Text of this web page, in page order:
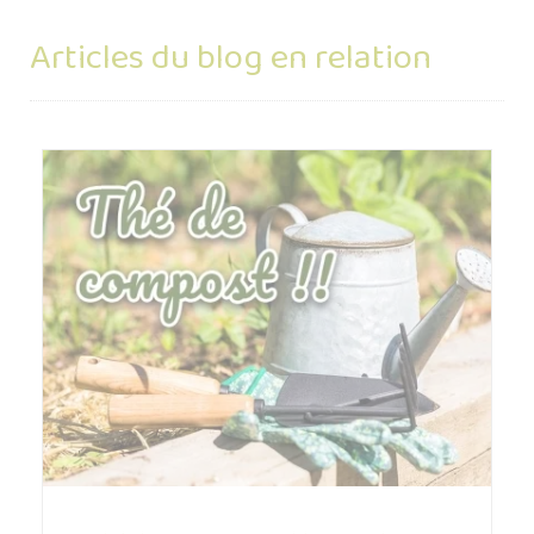
Articles du blog en relation